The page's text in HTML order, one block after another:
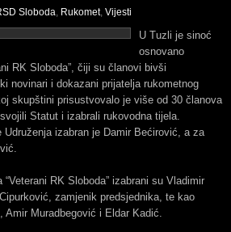
Sloboda Rukomet, Vijesti
U Tuzli je sinoć
osnovano
RK Sloboda”, čiji su članovi bivši
novinari i dokazani prijatelja rukometnog
skupštini prisustvovalo je više od 30 članova
Statut i izabrali rukovodna tijela.
izabran je Damir Bećirović, a za
“Veterani RK Sloboda” izabrani su Vladimir
zamjenik predsjednika, te kao
Muradbegović i Eldar Kadić.